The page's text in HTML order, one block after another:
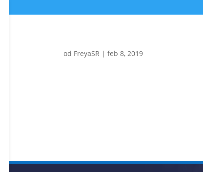
od FreyaSR | feb 8, 2019